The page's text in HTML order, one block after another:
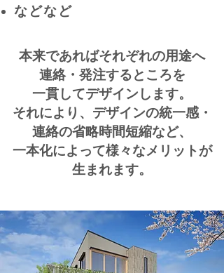
​などなど
本来であればそれぞれの用途へ
連絡・発注するところを
一貫してデザインします。
それにより、デザインの統一感・
連絡の省略時間短縮など、
一本化によって様々なメリットが
生まれます。